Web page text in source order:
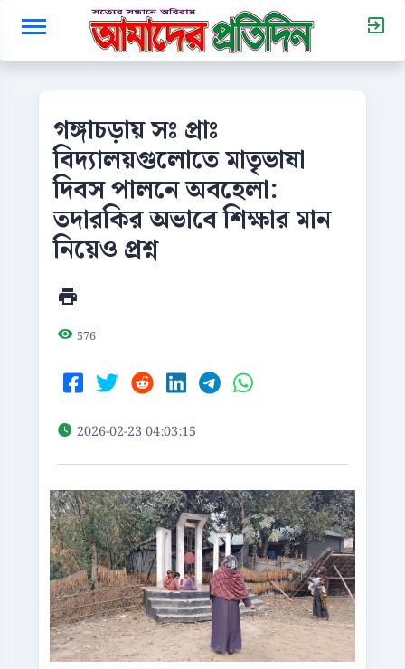
গঙ্গাচড়ায় সঃ প্রাঃ
বিদ্যালয়গুলোতে মাতৃভাষা
দিবস পালনে অবহেলা:
তদারকির অভাবে শিক্ষার মান
নিয়েও প্রশ্ন
576
2026-02-23 04:03:15